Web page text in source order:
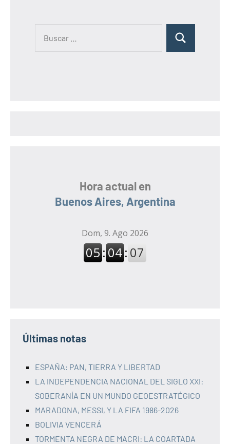
B
Hora actual en
Buenos Aires, Argentina
Últimas notas
ESPAÑA: PAN, TIERRA Y LIBERTAD
LA INDEPENDENCIA NACIONAL DEL SIGLO XXI:
SOBERANÍA EN UN MUNDO GEOESTRATÉGICO
MARADONA, MESSI, Y LA FIFA 1986-2026
BOLIVIA VENCERÁ
TORMENTA NEGRA DE MACRI: LA COARTADA